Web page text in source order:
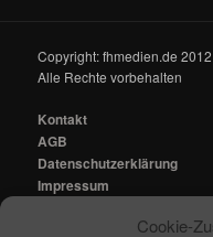
Cookie-
Copyright: fhmedien.de
Alle Rechte vorbehalten
Kontakt
AGB
Datenschutzerklärung
Impressum